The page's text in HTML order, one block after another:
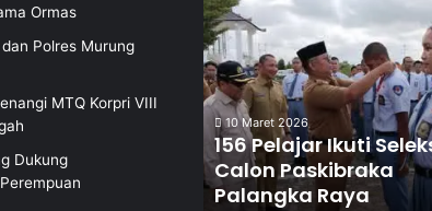
Ormas
Polres Murung
MTQ Korpri VIII
Dukung
10 Maret 2026
156 Pelajar Ikuti
Calon Paskibraka
Palangka Raya